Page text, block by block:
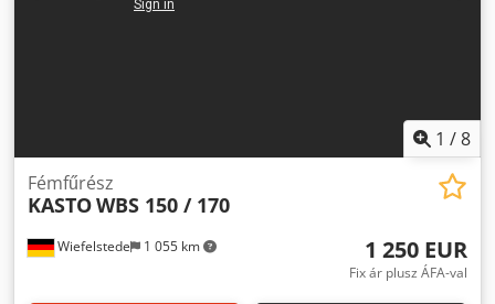
1 /8
Wiefelstede 1 055 km
Fémfűrész
KASTOWBS 150 / 170
1 250 EUR
Fix ár plusz ÁFA-val